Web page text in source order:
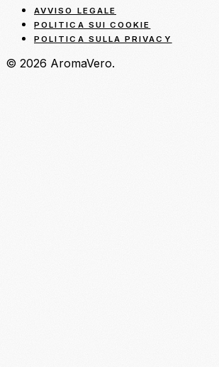
AVVISO LEGALE
POLITICA SUI COOKIE
POLITICA SULLA PRIVACY
© 2026 AromaVero.